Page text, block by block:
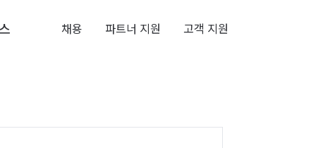
채용 파트너 지원 고객 지원